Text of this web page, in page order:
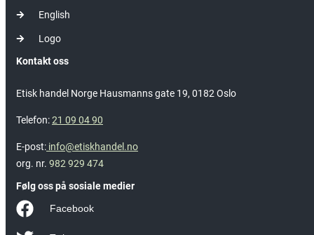
English
Logo
Kontakt oss
Etisk handel Norge Hausmanns gate 19, 0182 Oslo
Telefon:21 09 04 90
E-post: info@etiskhandel.no
org. nr. 982 929 474
Følg oss på sosiale medier
Facebook